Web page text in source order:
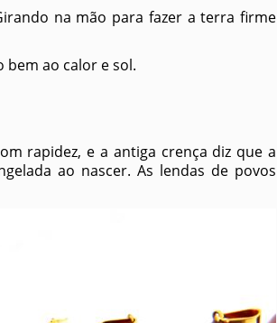
na mão para fazer a terra firme
bem ao calor e sol.
rapidez, e a antiga crença diz que a
ao nascer. As lendas de povos